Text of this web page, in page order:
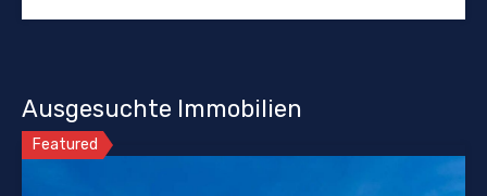
Ausgesuchte Immobilien
Featured